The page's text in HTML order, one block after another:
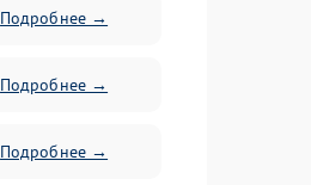
Подробнее →
Подробнее →
Подробнее →